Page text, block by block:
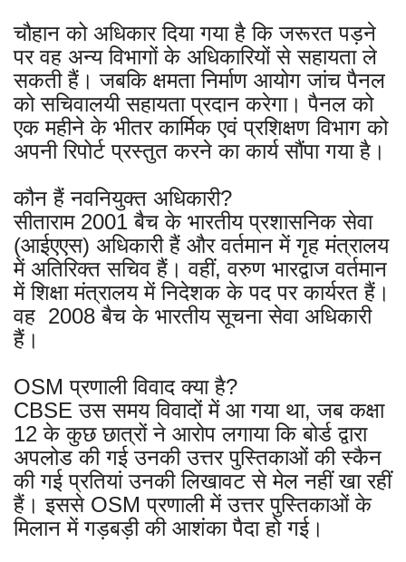
चौहान को अधिकार दिया गया है कि जरूरत पड़ने
पर वह अन्य विभागों के अधिकारियों से सहायता ले
सकती हैं। जबकि क्षमता निर्माण आयोग जांच पैनल
को सचिवालयी सहायता प्रदान करेगा। पैनल को
एक महीने के भीतर कार्मिक एवं प्रशिक्षण विभाग को
अपनी रिपोर्ट प्रस्तुत करने का कार्य सौंपा गया है।
कौन हैं नवनियुक्त अधिकारी?
सीताराम 2001 बैच के भारतीय प्रशासनिक सेवा
(आईएएस) अधिकारी हैं और वर्तमान में गृह मंत्रालय
में अतिरिक्त सचिव हैं। वहीं, वरुण भारद्वाज वर्तमान
में शिक्षा मंत्रालय में निदेशक के पद पर कार्यरत हैं।
वह 2008 बैच के भारतीय सूचना सेवा अधिकारी
हैं।
OSM प्रणाली विवाद क्या है?
CBSE उस समय विवादों में आ गया था, जब कक्षा
12 के कुछ छात्रों ने आरोप लगाया कि बोर्ड द्वारा
अपलोड की गई उनकी उत्तर पुस्तिकाओं की स्कैन
की गई प्रतियां उनकी लिखावट से मेल नहीं खा रहीं
हैं। इससे OSM प्रणाली में उत्तर पुस्तिकाओं के
मिलान में गड़बड़ी की आशंका पैदा हो गई।